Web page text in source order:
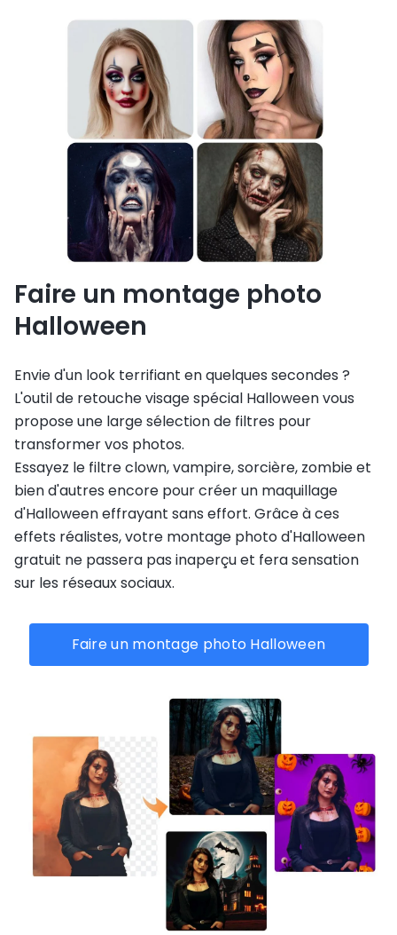
Faire un montage photo
Halloween
Envie d'un look terrifiant en quelques secondes ?
L'outil de retouche visage spécial Halloween vous
propose une large sélection de filtres pour
transformer vos photos.
Essayez le filtre clown, vampire, sorcière, zombie et
bien d'autres encore pour créer un maquillage
d'Halloween effrayant sans effort. Grâce à ces
effets réalistes, votre montage photo d'Halloween
gratuit ne passera pas inaperçu et fera sensation
sur les réseaux sociaux.
Faire un montage photo Halloween